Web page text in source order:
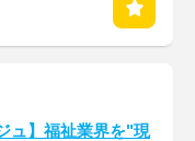
ュ】福祉業界を"現